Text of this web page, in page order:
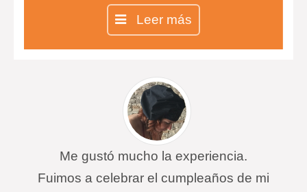
dimensiones, como un bizcocho
bastante denso.
Leer más
Me gustó mucho la experiencia.
Fuimos a celebrar el cumpleaños de mi